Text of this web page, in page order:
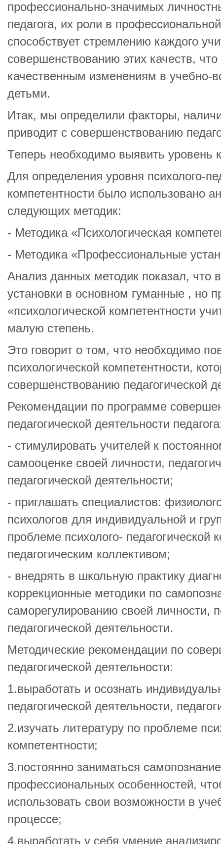
профессионально-значимых
педагога, их роли в
способствует стремлению каждого
совершенствованию этих качеств,
качественным изменениям в учебно-
детьми.
Итак, мы определили факторы,
приводит с совершенствованию
Теперь необходимо выявить уровень
Для определения уровня психолого-
компетентности было использовано
следующих методик:
- Методика «Психологическая
- Методика «Профессиональные
Анализ данных методик показал, что
установки в основном гуманные , но
«психологической компетентности
малую степень.
Это говорит о том, что необходимо
психологической компетентности,
совершенствованию педагогической
Рекомендации по программе
педагогической деятельности
- стимулировать учителей к
самооценке своей личности,
педагогической деятельности;
- приглашать специалистов:
психологов для индивидуальной и
проблеме психолого- педагогической
педагогическим коллективом;
- внедрять в школьную практику
коррекционные методики по
саморегулированию своей личности,
педагогической деятельности.
Методические рекомендации по
педагогической деятельности:
1.выработать и осознать
педагогической деятельности,
2.изучать литературу по проблеме
компетентности;
3.постоянно заниматься
профессиональных особенностей,
использовать свои возможности в
процессе;
4.выработать у себя умение